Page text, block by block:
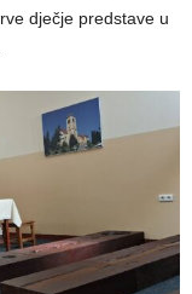
dječje predstave u